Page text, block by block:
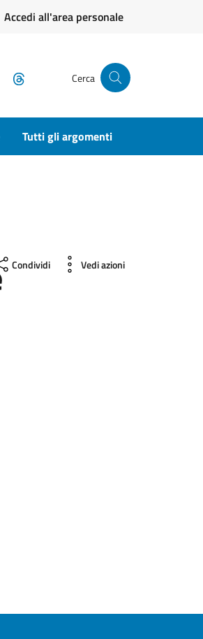
Accedi all'area personale
WhatsApp Cerca
Tutti gli argomenti
Condividi Vedi azioni